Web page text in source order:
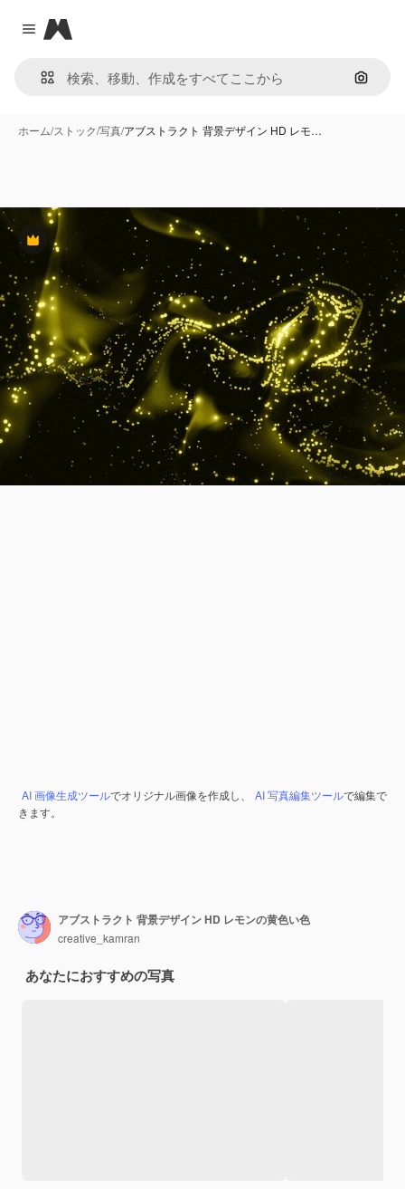
Close menu
Magnific
画像で
ホーム/ストック/写真/アブストラクト 背景デザイン HD レモ…
Premium
AI 画像生成ツールでオリジナル画像を作成し、 AI 写真編集ツールで編集で
きます。
アブストラクト 背景デザイン HD レモンの黄色い色
creative_kamran
あなたにおすすめの写真